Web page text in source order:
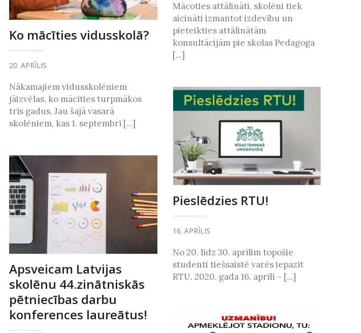
Mācoties attālināti, skolēni tiek
aicināti izmantot izdevību un
pieteikties attālinātām
konsultācijām pie skolas Pedagoga
[...]
Ko mācīties vidusskolā?
20. APRĪLIS
Nākamajiem vidusskolēniem
jāizvēlas, ko mācīties turpmākos
trīs gadus. Jau šajā vasarā
skolēniem, kas 1. septembrī [...]
Pieslēdzies RTU!
16. APRĪLIS
No 20. līdz 30. aprīlim topošie
studenti tiešsaistē varēs iepazīt
RTU. 2020. gada 16. aprīlī – [...]
Apsveicam Latvijas
skolēnu 44.zinātniskās
pētniecības darbu
konferences laureātus!